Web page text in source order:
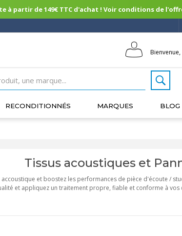
à partir de 149€ TTC d'achat ! Voir conditions de
Bienvenue,
RECONDITIONNÉS MARQUES BLOG
Tissus acoustiques et
et boostez les performances de pièce d'écoute /
et appliquez un traitement propre, fiable et conforme à vos